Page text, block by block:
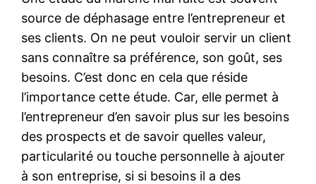
source de déphasage entre l’entrepreneur et
ses clients. On ne peut vouloir servir un client
sans connaître sa préférence, son goût, ses
besoins. C’est donc en cela que réside
l’importance cette étude. Car, elle permet à
l’entrepreneur d’en savoir plus sur les besoins
des prospects et de savoir quelles valeur,
particularité ou touche personnelle à ajouter
à son entreprise, si si besoins il a des